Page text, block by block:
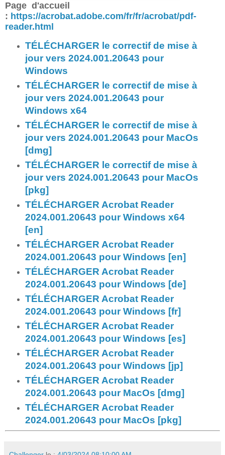
Page d'accueil
: https://acrobat.adobe.com/fr/fr/acrobat/pdf-
reader.html
TÉLÉCHARGER le correctif de mise à
jour vers 2024.001.20643 pour
Windows
TÉLÉCHARGER le correctif de mise à
jour vers 2024.001.20643 pour
Windows x64
TÉLÉCHARGER le correctif de mise à
jour vers 2024.001.20643 pour MacOs
[dmg]
TÉLÉCHARGER le correctif de mise à
jour vers 2024.001.20643 pour MacOs
[pkg]
TÉLÉCHARGER Acrobat Reader
2024.001.20643 pour Windows x64
[en]
TÉLÉCHARGER Acrobat Reader
2024.001.20643 pour Windows [en]
TÉLÉCHARGER Acrobat Reader
2024.001.20643 pour Windows [de]
TÉLÉCHARGER Acrobat Reader
2024.001.20643 pour Windows [fr]
TÉLÉCHARGER Acrobat Reader
2024.001.20643 pour Windows [es]
TÉLÉCHARGER Acrobat Reader
2024.001.20643 pour Windows [jp]
TÉLÉCHARGER Acrobat Reader
2024.001.20643 pour MacOs [dmg]
TÉLÉCHARGER Acrobat Reader
2024.001.20643 pour MacOs [pkg]